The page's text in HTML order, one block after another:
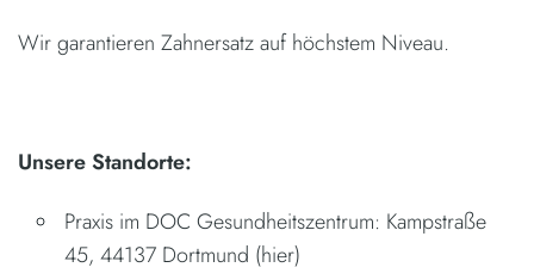
Wir garantieren Zahnersatz auf höchstem Niveau.
Unsere Standorte:
Praxis im DOC Gesundheitszentrum: Kampstraße
45, 44137 Dortmund (hier)